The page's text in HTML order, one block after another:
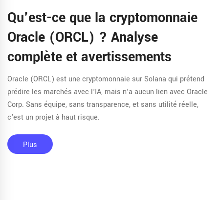
Qu'est-ce que la cryptomonnaie
Oracle (ORCL) ? Analyse
complète et avertissements
Oracle (ORCL) est une cryptomonnaie sur Solana qui prétend
prédire les marchés avec l'IA, mais n'a aucun lien avec Oracle
Corp. Sans équipe, sans transparence, et sans utilité réelle,
c'est un projet à haut risque.
Plus